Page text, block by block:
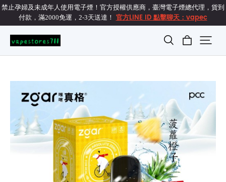
禁止孕婦及未成年人使用電子煙！官方授權供應商，臺灣電子煙總代理，貨到
付款，滿2000免運，2-3天送達！ 官方LINE ID 點擊聊天：vapec